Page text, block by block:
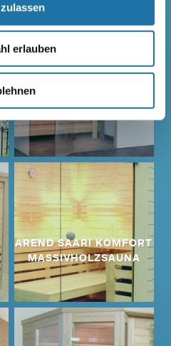
erlauben
AREND EXCELLENT
AREND SAARI KOMFORT
MASSIVHOLZSAUNA